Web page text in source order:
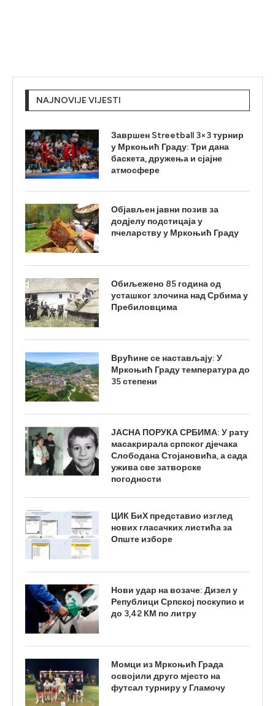
NAJNOVIJE VIJESTI
Завршен Streetball 3×3 турнир
у Мркоњић Граду: Три дана
баскета, дружења и сјајне
атмосфере
Објављен јавни позив за
додјелу подстицаја у
пчеларству у Мркоњић Граду
Обиљежено 85 година од
усташког злочина над Србима у
Пребиловцима
Врућине се настављају: У
Мркоњић Граду температура до
35 степени
ЈАСНА ПОРУКА СРБИМА: У рату
масакрирала српског дјечака
Слободана Стојановића, а сада
ужива све затворске
погодности
ЦИК БиХ представио изглед
нових гласачких листића за
Опште изборе
Нови удар на возаче: Дизел у
Републици Српској поскупио и
до 3,42 КМ по литру
Момци из Мркоњић Града
освојили друго мјесто на
футсал турниру у Гламочу